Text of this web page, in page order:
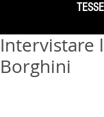
Intervistare
Borghini